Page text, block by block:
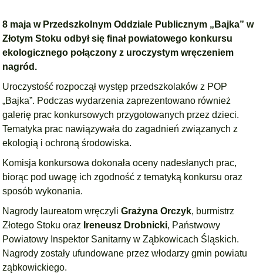
8 maja w Przedszkolnym Oddziale Publicznym „Bajka” w
Złotym Stoku odbył się finał powiatowego konkursu
ekologicznego połączony z uroczystym wręczeniem
nagród.
Uroczystość rozpoczął występ przedszkolaków z POP
„Bajka”. Podczas wydarzenia zaprezentowano również
galerię prac konkursowych przygotowanych przez dzieci.
Tematyka prac nawiązywała do zagadnień związanych z
ekologią i ochroną środowiska.
Komisja konkursowa dokonała oceny nadesłanych prac,
biorąc pod uwagę ich zgodność z tematyką konkursu oraz
sposób wykonania.
Nagrody laureatom wręczyliGrażyna Orczyk, burmistrz
Złotego Stoku oraz Ireneusz Drobnicki, Państwowy
Powiatowy Inspektor Sanitarny w Ząbkowicach Śląskich.
Nagrody zostały ufundowane przez włodarzy gmin powiatu
ząbkowickiego.